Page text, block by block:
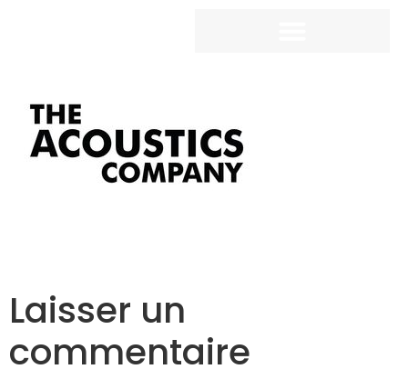
Laisser un
commentaire